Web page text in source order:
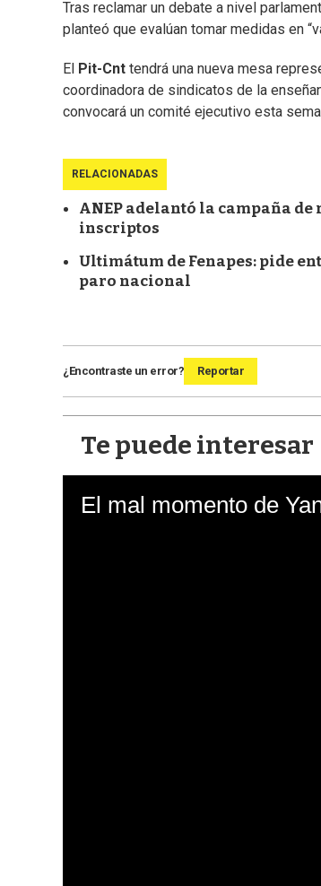
Tras reclamar un debate a nivel
planteó que evalúan tomar medidas en
El Pit-Cnt tendrá una nueva mesa
coordinadora de sindicatos de la
convocará un comité ejecutivo esta
RELACIONADAS
ANEP adelantó la campaña
inscriptos
Ultimátum de Fenapes: pide
paro nacional
¿Encontraste un error? Reportar
Te puede interesar